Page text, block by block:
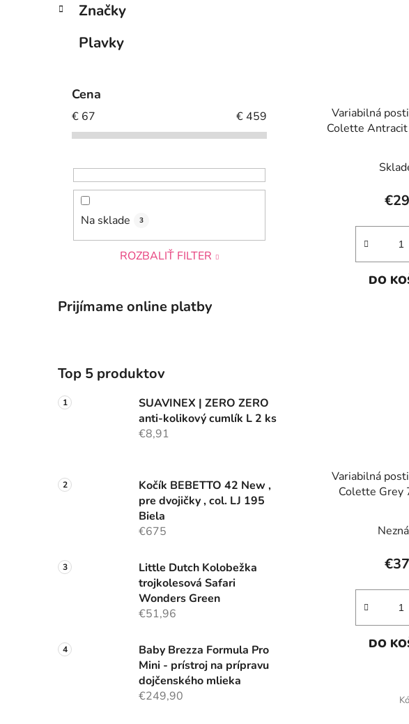
Značky
Plavky
Cena
€ 67 € 459
Na sklade 3
ROZBALIŤ FILTER
Prijímame online platby
Top 5 produktov
SUAVINEX | ZERO ZERO
anti-kolikový cumlík L 2 ks
€8,91
Kočík BEBETTO 42 New ,
pre dvojičky , col. LJ 195
Biela
€675
Little Dutch Kolobežka
trojkolesová Safari
Wonders Green
€51,96
Baby Brezza Formula Pro
Mini - prístroj na prípravu
dojčenského mlieka
€249,90
Variabilná
Colette
DO
Variabilná
Colette Grey
DO